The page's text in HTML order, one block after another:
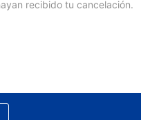
recibido tu cancelación.